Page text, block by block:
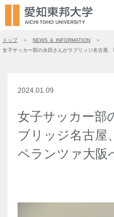
トップ
NEWS ＆ INFORMATION
女子サッカー部の永田さんがラブリッジ名古屋
2024.01.09
女子サッカー部
ブリッジ名古屋
ペランツァ大阪